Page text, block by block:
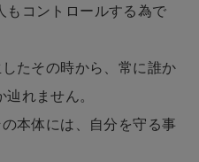
もコントロールする為で
たその時から、常に誰か
れません。
本体には、自分を守る事